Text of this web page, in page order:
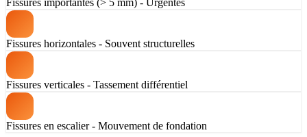
Fissures importantes (> 5 mm) - Urgentes
Fissures horizontales - Souvent structurelles
Fissures verticales - Tassement différentiel
Fissures en escalier - Mouvement de fondation